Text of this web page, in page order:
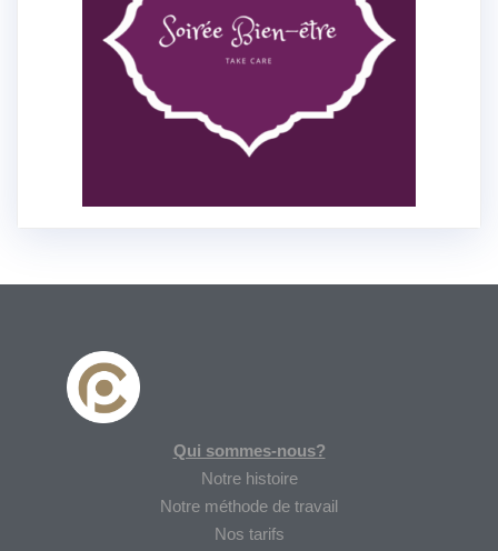
Qui sommes-nous?
Notre histoire
Notre méthode de travail
Nos tarifs